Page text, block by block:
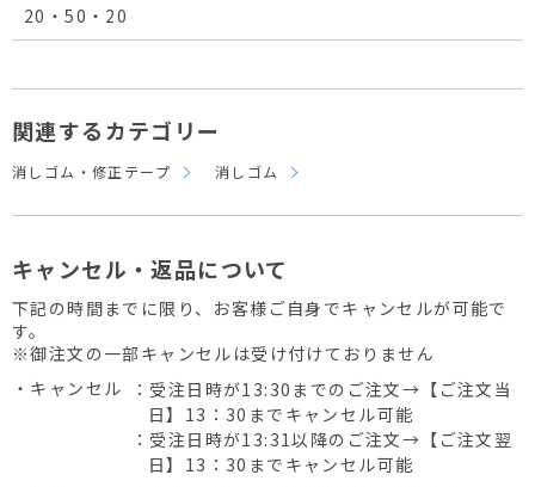
20・50・20
関連するカテゴリー
消しゴム・修正テープ 消しゴム
キャンセル・返品について
下記の時間までに限り、お客様ご自身でキャンセルが可能で
す。
※御注文の一部キャンセルは受け付けておりません
・キャンセル
：受注日時が13:30までのご注文→【ご注文当
日】13：30までキャンセル可能
：受注日時が13:31以降のご注文→【ご注文翌
日】13：30までキャンセル可能